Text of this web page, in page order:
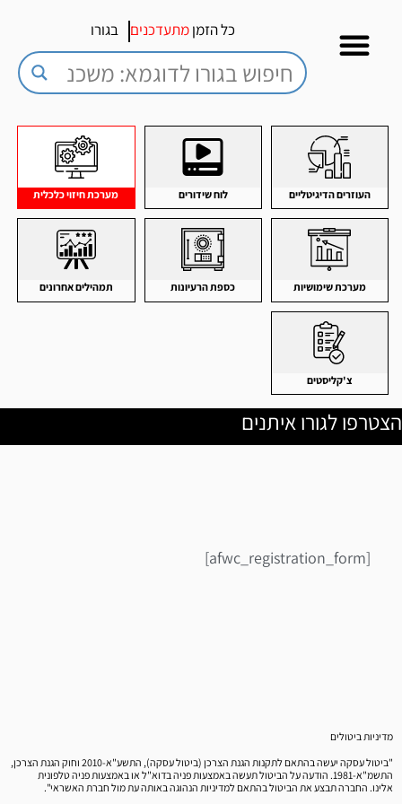
כל הזמןמתעדכנים בגורו
העוזרים הדיגיטליים לוח שידורים מערכת חיזוי כלכלית
מערכת שימושיות כספת הרעיונות תמהילים אחרונים
צ'קליסטים
הצטרפו לגורו איתנים
[afwc_registration_form]
מדיניות ביטולים
"ביטול עסקה יעשה בהתאם לתקנות הגנת הצרכן (ביטול עסקה), התשע"א-2010 וחוק הגנת הצרכן,
התשמ"א-1981. הודעה על הביטול תעשה באמצעות פניה בדוא"ל או באמצעות פניה טלפונית
אלינו. החברה תבצע את הביטול בהתאם למדיניות הנהוגה באותה עת מול חברת האשראי".